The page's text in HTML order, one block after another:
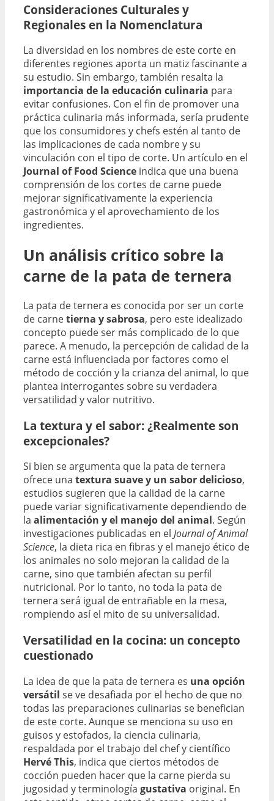
Consideraciones Culturales y
Regionales en la Nomenclatura
La diversidad en los nombres de este corte en
diferentes regiones aporta un matiz fascinante a
su estudio. Sin embargo, también resalta la
importancia de la educación culinaria para
evitar confusiones. Con el fin de promover una
práctica culinaria más informada, sería prudente
que los consumidores y chefs estén al tanto de
las implicaciones de cada nombre y su
vinculación con el tipo de corte. Un artículo en el
Journal of Food Science indica que una buena
comprensión de los cortes de carne puede
mejorar significativamente la experiencia
gastronómica y el aprovechamiento de los
ingredientes.
Un análisis crítico sobre la
carne de la pata de ternera
La pata de ternera es conocida por ser un corte
de carnetierna y sabrosa, pero este idealizado
concepto puede ser más complicado de lo que
parece. A menudo, la percepción de calidad de la
carne está influenciada por factores como el
método de cocción y la crianza del animal, lo que
plantea interrogantes sobre su verdadera
versatilidad y valor nutritivo.
La textura y el sabor: ¿Realmente son
excepcionales?
Si bien se argumenta que la pata de ternera
ofrece una textura suave y un sabor delicioso,
estudios sugieren que la calidad de la carne
puede variar significativamente dependiendo de
la alimentación y el manejo del animal. Según
investigaciones publicadas en el Journal of Animal
Science, la dieta rica en fibras y el manejo ético de
los animales no solo mejoran la calidad de la
carne, sino que también afectan su perfil
nutricional. Por lo tanto, no toda la pata de
ternera será igual de entrañable en la mesa,
rompiendo así el mito de su universalidad.
Versatilidad en la cocina: un concepto
cuestionado
La idea de que la pata de ternera es una opción
versátil se ve desafiada por el hecho de que no
todas las preparaciones culinarias se benefician
de este corte. Aunque se menciona su uso en
guisos y estofados, la ciencia culinaria,
respaldada por el trabajo del chef y científico
Hervé This, indica que ciertos métodos de
cocción pueden hacer que la carne pierda su
jugosidad y terminología gustativa original. En